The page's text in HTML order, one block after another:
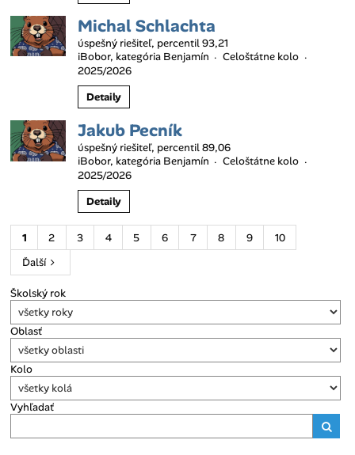
Michal Schlachta
úspešný riešiteľ, percentil 93,21
iBobor, kategória Benjamín · Celoštátne kolo ·
2025/2026
Detaily
Jakub Pecník
úspešný riešiteľ, percentil 89,06
iBobor, kategória Benjamín · Celoštátne kolo ·
2025/2026
Detaily
1 2 3 4 5 6 7 8 9
10
Ďalší
Školský rok
Oblasť
Kolo
Vyhľadať